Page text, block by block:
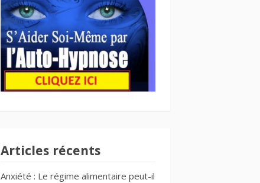
Articles récents
Anxiété : Le régime alimentaire peut-il